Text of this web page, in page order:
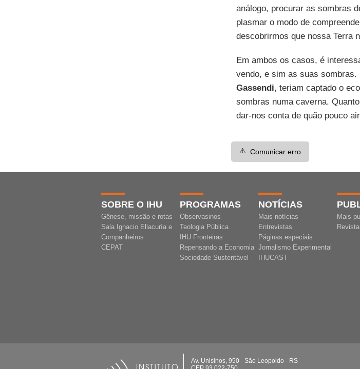
análogo, procurar as sombras
plasmar o modo de
descobrirmos que nossa Terra
Em ambos os casos, é
vendo, e sim as suas
Gassendi, teriam captado o
sombras numa caverna.
dar-nos conta de quão pouco
⚠️ Comunicar erro
SOBRE O IHU
Gênese, missão e rotas
Sala Ignacio Ellacuría e
Companheiros
CEPAT
PROGRAMAS
Observasinos
Teologia Pública
IHU Fronteiras
Repensando a Economia
Sociedade Sustentável
NOTÍCIAS
Mais notícias
Entrevistas
Páginas especiais
Jornalismo Experimental
IHUCAST
Mais
Av. Unisinos, 950 - São Leopoldo - RS